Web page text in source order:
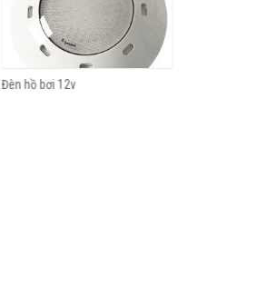
Đèn hồ bơi 12v